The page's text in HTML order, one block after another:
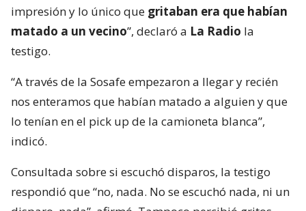
impresión y lo único que gritaban era que habían
matado a un vecino”, declaró a La Radio la
testigo.
“A través de la Sosafe empezaron a llegar y recién
nos enteramos que habían matado a alguien y que
lo tenían en el pick up de la camioneta blanca”,
indicó.
Consultada sobre si escuchó disparos, la testigo
respondió que “no, nada. No se escuchó nada, ni un